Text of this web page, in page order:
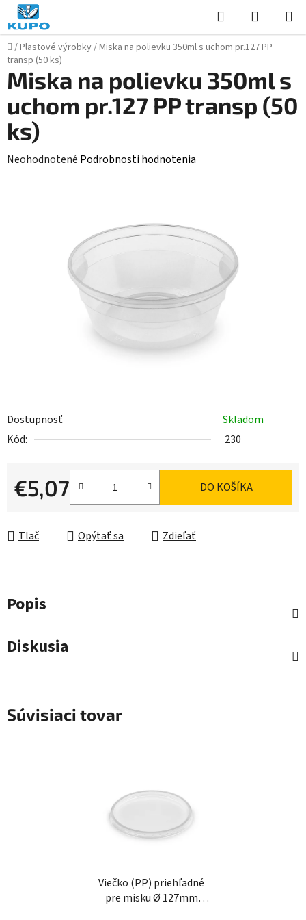
Prejsť
na
obsah
Hľadať
KOŠÍK
Domov
/Plastové výrobky/Miska na polievku 350ml s uchom pr.127 PP
transp (50 ks)
Dostupnosť
Skladom
Kód:
230
€5,07
Jednotková cena:
DO KOŠÍKA
Tlač Opýtať sa Zdieľať
Miska na polievku 350ml s
uchom pr.127 PP transp (50
ks)
Priemerné
Neohodnotené Podrobnosti hodnotenia
Popis
Diskusia
Súvisiaci tovar
Viečko (PP) priehľadné
pre misku Ø 127mm